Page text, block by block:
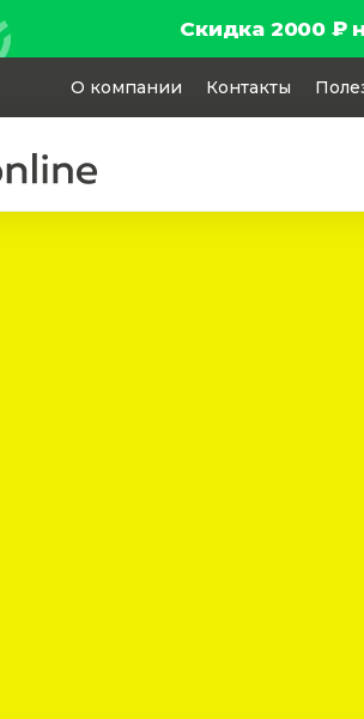
Скидка 2000 ₽
О компании Контакты